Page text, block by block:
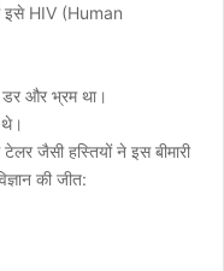
इसे HIV (Human
डर और भ्रम था।
जैसी हस्तियों ने इस बीमारी
की जीत: